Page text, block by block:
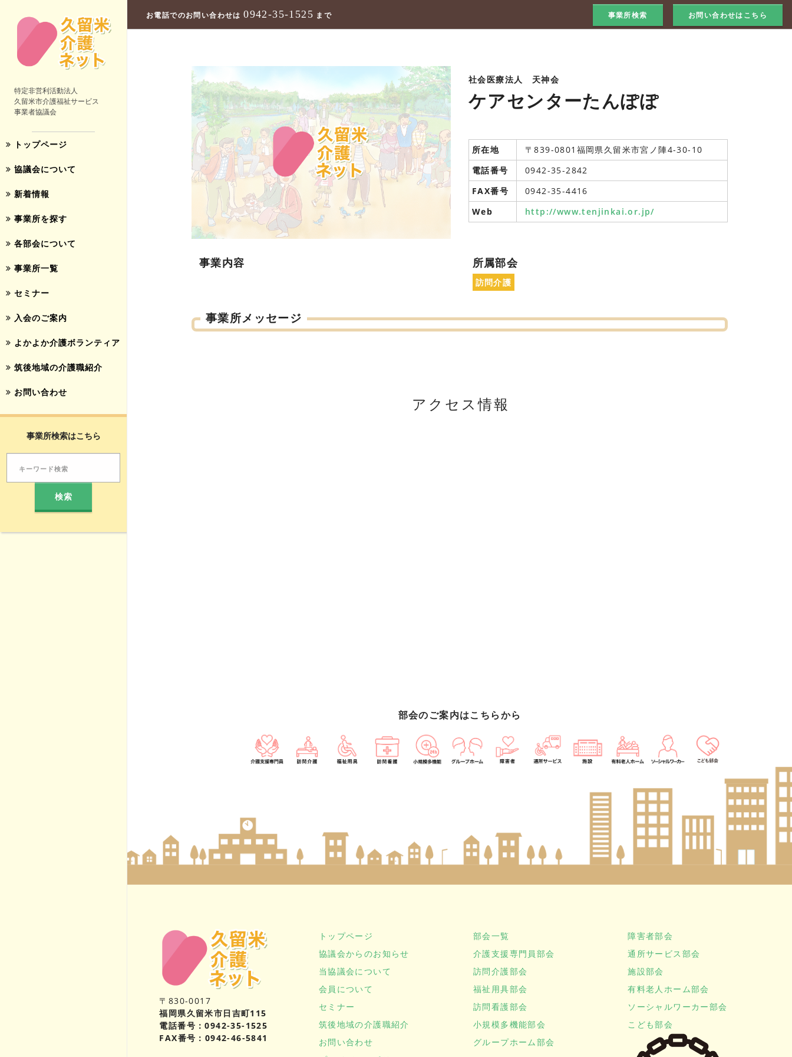
特定非営利活動法人
久留米市介護福祉サービス
事業者協議会
トップページ
協議会について
新着情報
事業所を探す
各部会について
事業所一覧
セミナー
入会のご案内
よかよか介護ボランティア
筑後地域の介護職紹介
お問い合わせ
事業所検索はこちら
お電話でのお問い合わせは0942-35-1525 まで 事業所検索 お問い合わせはこちら
社会医療法人 天神会
ケアセンターたんぽぽ
所在地
〒839-0801福岡県久留米市宮ノ陣4-30-10
電話番号
0942-35-2842
FAX番号
0942-35-4416
Web
http://www.tenjinkai.or.jp/
事業内容 所属部会
訪問介護
事業所メッセージ
アクセス情報
部会のご案内はこちらから
〒830-0017
福岡県久留米市日吉町115
電話番号：0942-35-1525
FAX番号：0942-46-5841
トップページ
協議会からのお知らせ
当協議会について
会員について
セミナー
筑後地域の介護職紹介
お問い合わせ
部会一覧
介護支援専門員部会
訪問介護部会
福祉用具部会
訪問看護部会
小規模多機能部会
グループホーム部会
障害者部会
通所サービス部会
施設部会
有料老人ホーム部会
ソーシャルワーカー部会
こども部会